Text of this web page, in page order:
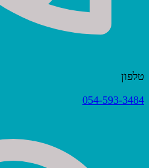
טלפון
054-593-3484